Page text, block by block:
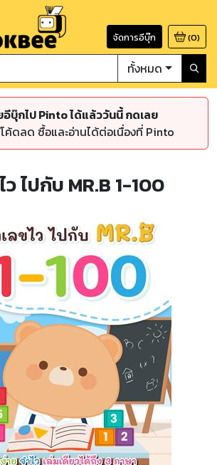
จัดการอีบุ๊ก (0)
ทั้งหมด
อีบุ๊กไป Pinto ได้แล้ววันนี้ กดเลย
ค้ดลด ซื้อและอ่านได้ต่อเนื่องที่ Pinto
ว ไปกับ MR.B 1-100